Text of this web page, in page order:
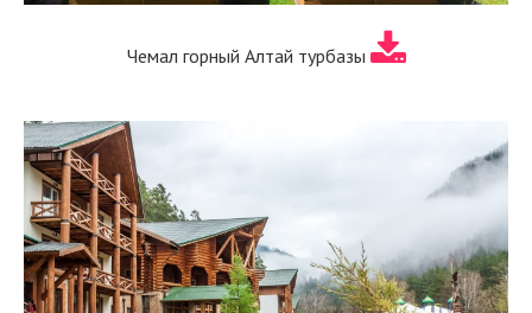
Чемал горный Алтай турбазы